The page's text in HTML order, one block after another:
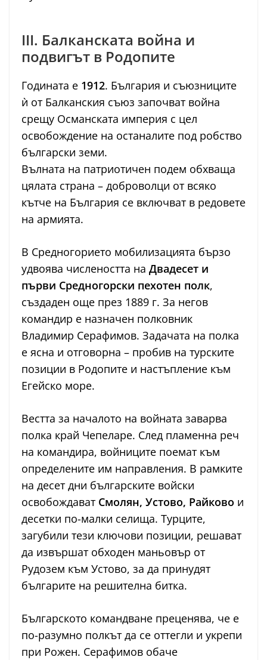
III. Балканската война и
подвигът в Родопите
Годината е 1912. България и съюзниците
ѝ от Балканския съюз започват война
срещу Османската империя с цел
освобождение на останалите под робство
български земи.
Вълната на патриотичен подем обхваща
цялата страна – доброволци от всяко
кътче на България се включват в редовете
на армията.
В Средногорието мобилизацията бързо
удвоява числеността на Двадесет и
първи Средногорски пехотен полк,
създаден още през 1889 г. За негов
командир е назначен полковник
Владимир Серафимов. Задачата на полка
е ясна и отговорна – пробив на турските
позиции в Родопите и настъпление към
Егейско море.
Вестта за началото на войната заварва
полка край Чепеларе. След пламенна реч
на командира, войниците поемат към
определените им направления. В рамките
на десет дни българските войски
освобождават Смолян, Устово, Райково и
десетки по-малки селища. Турците,
загубили тези ключови позиции, решават
да извършат обходен маньовър от
Рудозем към Устово, за да принудят
българите на решителна битка.
Българското командване преценява, че е
по-разумно полкът да се оттегли и укрепи
при Рожен. Серафимов обаче